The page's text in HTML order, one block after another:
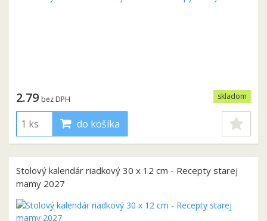
skladom
2.79 bez DPH
do košíka
Stolový kalendár riadkový 30 x 12 cm - Recepty starej
mamy 2027